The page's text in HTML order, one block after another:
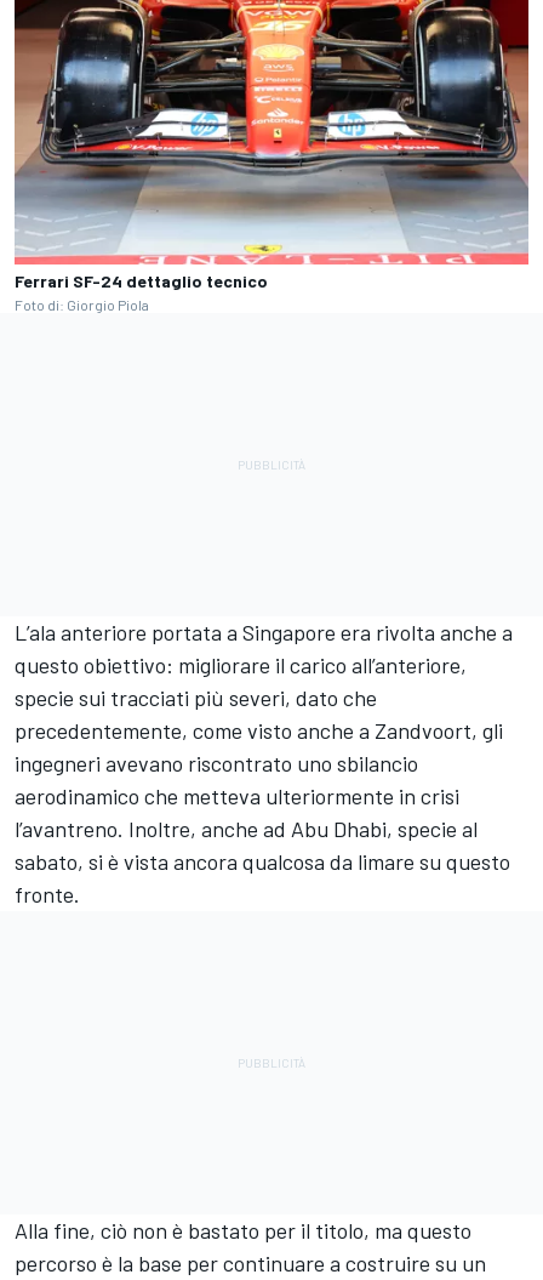
Ferrari SF-24 dettaglio tecnico
Foto di: Giorgio Piola
L’ala anteriore portata a Singapore era rivolta anche a
questo obiettivo: migliorare il carico all’anteriore,
specie sui tracciati più severi, dato che
precedentemente, come visto anche a Zandvoort, gli
ingegneri avevano riscontrato uno sbilancio
aerodinamico che metteva ulteriormente in crisi
l’avantreno. Inoltre, anche ad Abu Dhabi, specie al
sabato, si è vista ancora qualcosa da limare su questo
fronte.
Alla fine, ciò non è bastato per il titolo, ma questo
percorso è la base per continuare a costruire su un